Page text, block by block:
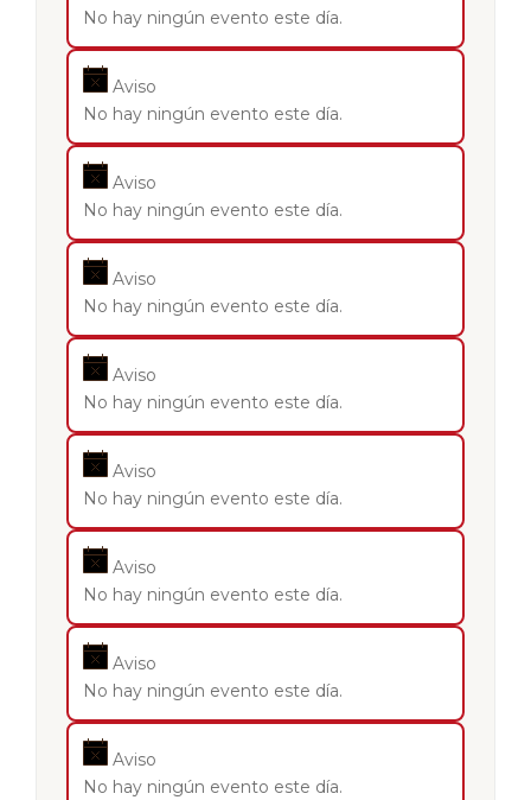
No hay ningún evento este día.
Aviso
No hay ningún evento este día.
Aviso
No hay ningún evento este día.
Aviso
No hay ningún evento este día.
Aviso
No hay ningún evento este día.
Aviso
No hay ningún evento este día.
Aviso
No hay ningún evento este día.
Aviso
No hay ningún evento este día.
Aviso
No hay ningún evento este día.